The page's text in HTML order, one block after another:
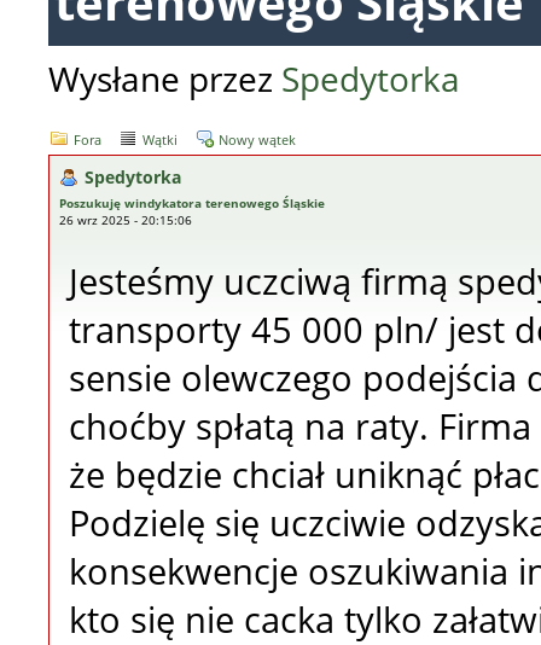
Wysłane przez Spedytorka
Fora Wątki Nowy wątek
Spedytorka
Poszukuję windykatora terenowego Śląskie
26 wrz 2025 - 20:15:06
Jesteśmy uczciwą firmą
transporty 45 000 pln/ jest
sensie olewczego
choćby spłatą na raty.
że będzie chciał uniknąć
Podzielę się uczciwie
konsekwencje oszukiwania
kto się nie cacka tylko